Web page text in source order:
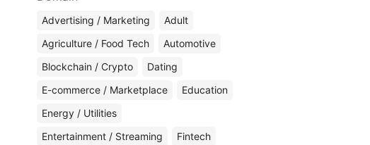
Advertising / Marketing
Adult
Agriculture / Food Tech
Automotive
Blockchain / Crypto
Dating
E-commerce / Marketplace
Education
Energy / Utilities
Entertainment / Streaming
Fintech